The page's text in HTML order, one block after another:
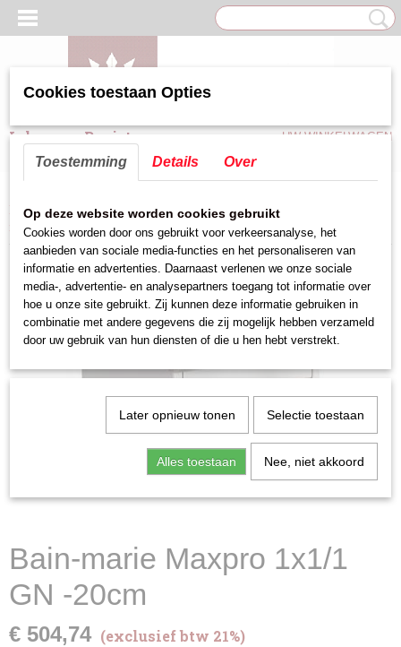
Inloggen Registreren UW WINKELWAGEN
Home>Groot keukenapparatuur >Bainmarie/Warmhoudvitrine
marie Maxpro 1x1/1 GN -20cm
Bain-marie Maxpro 1x1/1
GN -20cm
€ 504,74 (exclusief btw 21%)
Cookies toestaan Opties
Toestemming Details Over
Op deze website worden cookies gebruikt
Cookies worden door ons gebruikt voor verkeersanalyse, het
aanbieden van sociale media-functies en het personaliseren van
informatie en advertenties. Daarnaast verlenen we onze sociale
media-, advertentie- en analysepartners toegang tot informatie over
hoe u onze site gebruikt. Zij kunnen deze informatie gebruiken in
combinatie met andere gegevens die zij mogelijk hebben verzameld
door uw gebruik van hun diensten of die u hen hebt verstrekt.
Later opnieuw tonen Selectie toestaan
Alles toestaan Nee, niet akkoord